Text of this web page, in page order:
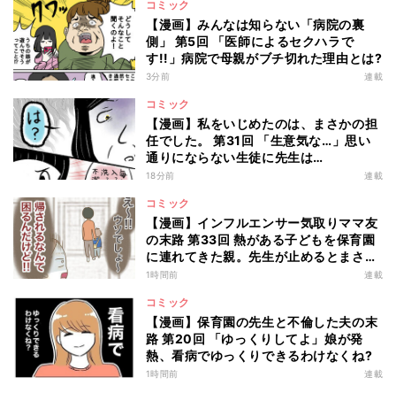
コミック
【漫画】みんなは知らない「病院の裏
側」 第5回 「医師によるセクハラで
す!!」病院で母親がブチ切れた理由とは?
3分前 連載
コミック
【漫画】私をいじめたのは、まさかの担
任でした。 第31回 「生意気な…」思い
通りにならない生徒に先生は…
18分前 連載
コミック
【漫画】インフルエンサー気取りママ友
の末路 第33回 熱がある子どもを保育園
に連れてきた親。先生が止めるとまさか
の行動に!?
1時間前 連載
コミック
【漫画】保育園の先生と不倫した夫の末
路 第20回 「ゆっくりしてよ」娘が発
熱、看病でゆっくりできるわけなくね?
1時間前 連載